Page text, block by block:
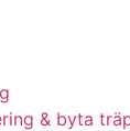
& byta